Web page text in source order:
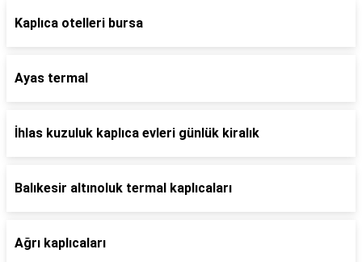
Kaplıca otelleri bursa
Ayas termal
İhlas kuzuluk kaplıca evleri günlük kiralık
Balıkesir altınoluk termal kaplıcaları
Ağrı kaplıcaları